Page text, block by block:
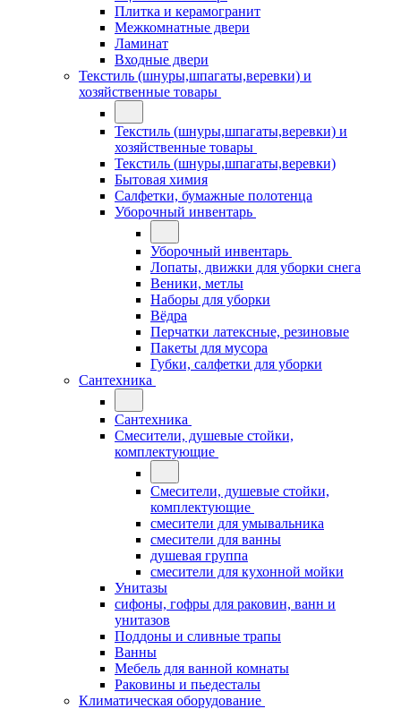
Плитка и керамогранит
Межкомнатные двери
Ламинат
Входные двери
Текстиль (шнуры,шпагаты,веревки) и
хозяйственные товары
Текстиль (шнуры,шпагаты,веревки) и
хозяйственные товары
Текстиль (шнуры,шпагаты,веревки)
Бытовая химия
Салфетки, бумажные полотенца
Уборочный инвентарь
Уборочный инвентарь
Лопаты, движки для уборки снега
Веники, метлы
Наборы для уборки
Вёдра
Перчатки латексные, резиновые
Пакеты для мусора
Губки, салфетки для уборки
Сантехника
Сантехника
Смесители, душевые стойки,
комплектующие
Смесители, душевые стойки,
комплектующие
смесители для умывальника
смесители для ванны
душевая группа
смесители для кухонной мойки
Унитазы
сифоны, гофры для раковин, ванн и
унитазов
Поддоны и сливные трапы
Ванны
Мебель для ванной комнаты
Раковины и пьедесталы
Климатическая оборудование